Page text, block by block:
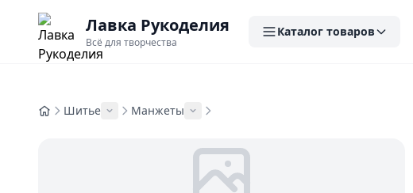
Лавка Рукоделия
Всё для творчества
Каталог товаров
Шитье Манжеты